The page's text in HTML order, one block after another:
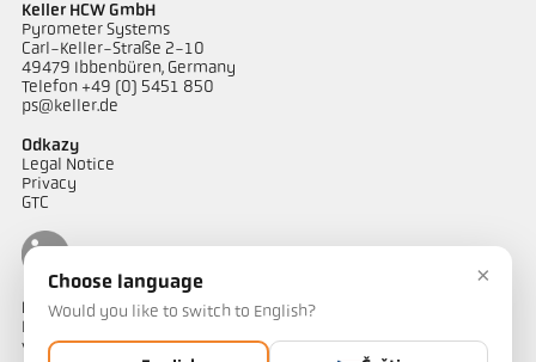
Keller HCW GmbH
Pyrometer Systems
Carl-Keller-Straße 2-10
49479 Ibbenbüren, Germany
Telefon +49 (0) 5451 850
ps@keller.de
Odkazy
Legal Notice
Privacy
GTC
Kontakt
Máte dotazy ohledně našich řešení pro měření teploty? Náš tým
vám bude rád nápomocen.
×
Choose language
Would you like to switch to English?